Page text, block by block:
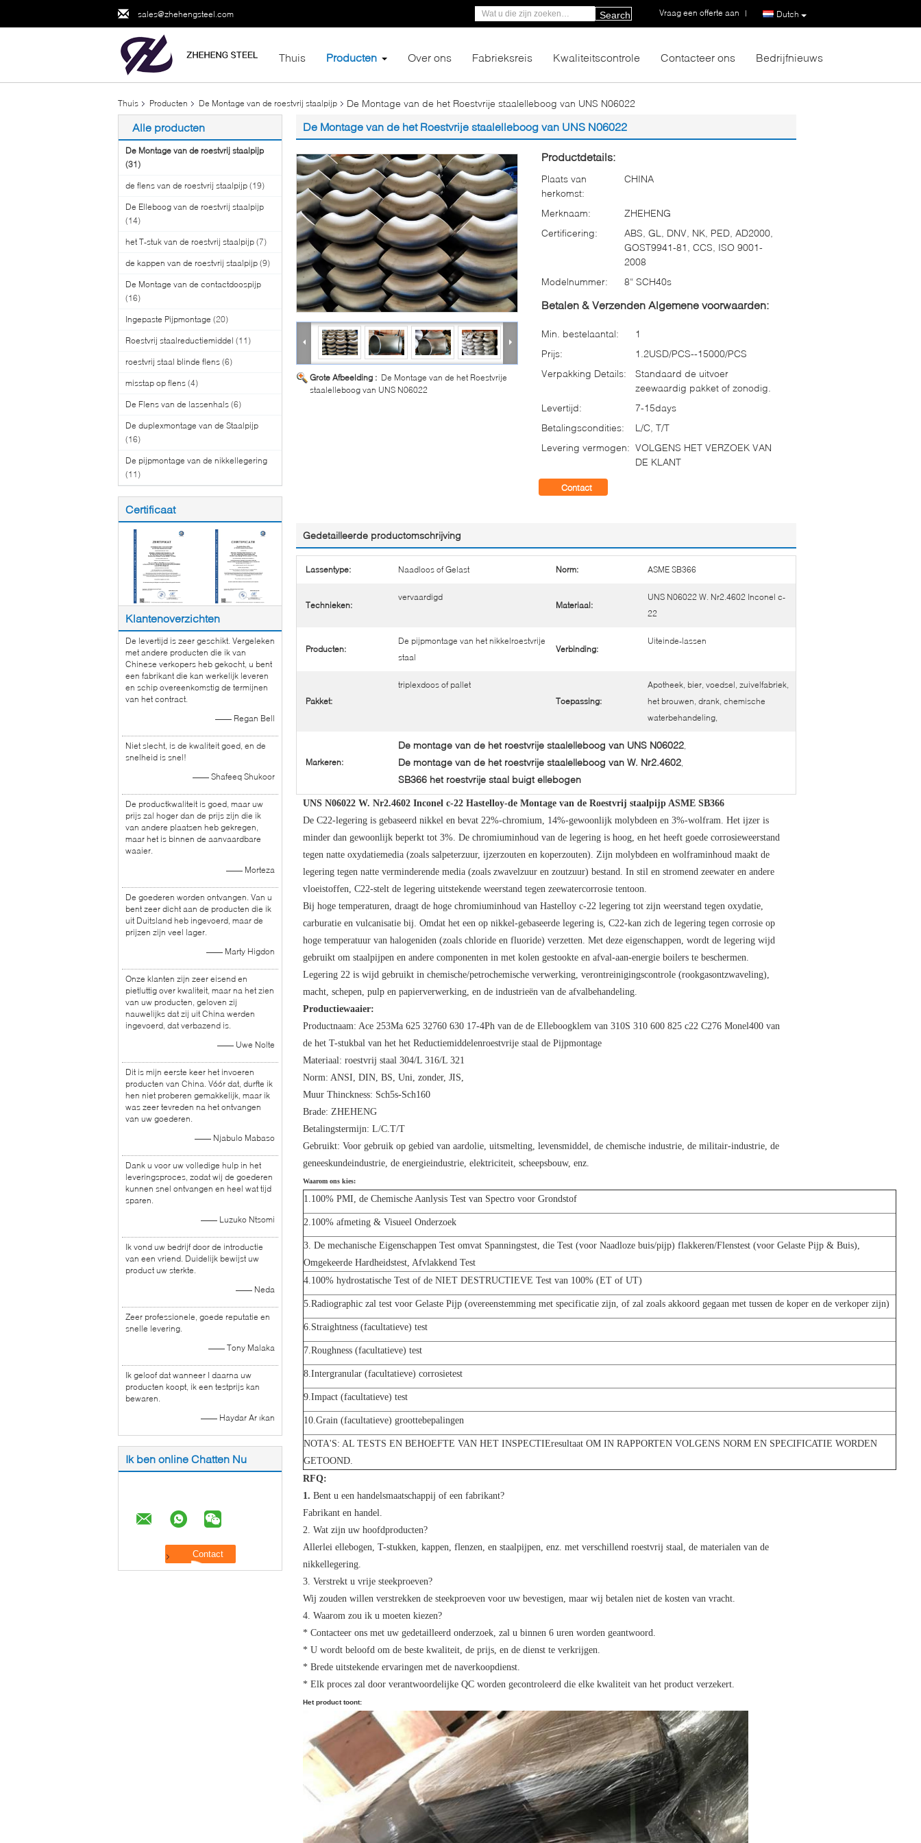
sales@zhehengsteel.com Dutch
Vraag een offerte aan |
Search
Thuis Producten Over ons Fabrieksreis Kwaliteitscontrole Contacteer ons Bedrijfnieuws
Thuis Producten De Montage van de roestvrij staalpijp De Montage van de het Roestvrije staalelleboog van UNS N06022
Alle producten
De Montage van de roestvrij staalpijp
(31)
de flens van de roestvrij staalpijp (19)
De Elleboog van de roestvrij staalpijp
(14)
het T-stuk van de roestvrij staalpijp (7)
de kappen van de roestvrij staalpijp (9)
De Montage van de contactdoospijp
(16)
Ingepaste Pijpmontage (20)
Roestvrij staalreductiemiddel (11)
roestvrij staal blinde flens (6)
misstap op flens (4)
De Flens van de lassenhals (6)
De duplexmontage van de Staalpijp
(16)
De pijpmontage van de nikkellegering
(11)
Certificaat
Klantenoverzichten
De levertijd is zeer geschikt. Vergeleken
met andere producten die ik van
Chinese verkopers heb gekocht, u bent
een fabrikant die kan werkelijk leveren
en schip overeenkomstig de termijnen
van het contract.
—— Regan Bell
Niet slecht, is de kwaliteit goed, en de
snelheid is snel!
—— Shafeeq Shukoor
De productkwaliteit is goed, maar uw
prijs zal hoger dan de prijs zijn die ik
van andere plaatsen heb gekregen,
maar het is binnen de aanvaardbare
waaier.
—— Morteza
De goederen worden ontvangen. Van u
bent zeer dicht aan de producten die ik
uit Duitsland heb ingevoerd, maar de
prijzen zijn veel lager.
—— Marty Higdon
Onze klanten zijn zeer eisend en
pietluttig over kwaliteit, maar na het zien
van uw producten, geloven zij
nauwelijks dat zij uit China werden
ingevoerd, dat verbazend is.
—— Uwe Nolte
Dit is mijn eerste keer het invoeren
producten van China. Vóór dat, durfte ik
hen niet proberen gemakkelijk, maar ik
was zeer tevreden na het ontvangen
van uw goederen.
—— Njabulo Mabaso
Dank u voor uw volledige hulp in het
leveringsproces, zodat wij de goederen
kunnen snel ontvangen en heel wat tijd
sparen.
—— Luzuko Ntsomi
Ik vond uw bedrijf door de introductie
van een vriend. Duidelijk bewijst uw
product uw sterkte.
—— Neda
Zeer professionele, goede reputatie en
snelle levering.
—— Tony Malaka
Ik geloof dat wanneer I daarna uw
producten koopt, ik een testprijs kan
bewaren.
—— Haydar Ar ıkan
Ik ben online Chatten Nu
De Montage van de het Roestvrije staalelleboog van UNS N06022
Grote Afbeelding : De Montage van de het Roestvrije
staalelleboog van UNS N06022
Productdetails:
Plaats van
herkomst:
CHINA
Merknaam:
ZHEHENG
Certificering:
ABS, GL, DNV, NK, PED, AD2000,
GOST9941-81, CCS, ISO 9001-
2008
Modelnummer:
8“ SCH40s
Betalen & Verzenden Algemene voorwaarden:
Min. bestelaantal:
1
Prijs:
1.2USD/PCS--15000/PCS
Verpakking Details:
Standaard de uitvoer
zeewaardig pakket of zonodig.
Levertijd:
7-15days
Betalingscondities:
L/C, T/T
Levering vermogen: VOLGENS HET VERZOEK VAN
DE KLANT
Contact
Gedetailleerde productomschrijving
Lassentype: Naadloos of Gelast Norm: ASME SB366
Technieken:
vervaardigd
Materiaal:
UNS N06022 W. Nr2.4602 Inconel c-
22
Producten:
De pijpmontage van het nikkelroestvrije
staal
Verbinding:
Uiteinde-lassen
Pakket:
triplexdoos of pallet
Toepassing:
Apotheek, bier, voedsel, zuivelfabriek,
het brouwen, drank, chemische
waterbehandeling,
Markeren:
De montage van de het roestvrije staalelleboog van UNS N06022,
De montage van de het roestvrije staalelleboog van W. Nr2.4602,
SB366 het roestvrije staal buigt ellebogen
UNS N06022 W. Nr2.4602 Inconel c-22 Hastelloy-de Montage van de Roestvrij staalpijp ASME SB366
De C22-legering is gebaseerd nikkel en bevat 22%-chromium, 14%-gewoonlijk molybdeen en 3%-wolfram. Het ijzer is
minder dan gewoonlijk beperkt tot 3%. De chromiuminhoud van de legering is hoog, en het heeft goede corrosieweerstand
tegen natte oxydatiemedia (zoals salpeterzuur, ijzerzouten en koperzouten). Zijn molybdeen en wolframinhoud maakt de
legering tegen natte verminderende media (zoals zwavelzuur en zoutzuur) bestand. In stil en stromend zeewater en andere
vloeistoffen, C22-stelt de legering uitstekende weerstand tegen zeewatercorrosie tentoon.
Bij hoge temperaturen, draagt de hoge chromiuminhoud van Hastelloy c-22 legering tot zijn weerstand tegen oxydatie,
carburatie en vulcanisatie bij. Omdat het een op nikkel-gebaseerde legering is, C22-kan zich de legering tegen corrosie op
hoge temperatuur van halogeniden (zoals chloride en fluoride) verzetten. Met deze eigenschappen, wordt de legering wijd
gebruikt om staalpijpen en andere componenten in met kolen gestookte en afval-aan-energie boilers te beschermen.
Legering 22 is wijd gebruikt in chemische/petrochemische verwerking, verontreinigingscontrole (rookgasontzwaveling),
macht, schepen, pulp en papierverwerking, en de industrieën van de afvalbehandeling.
Productiewaaier:
Productnaam: Ace 253Ma 625 32760 630 17-4Ph van de de Elleboogklem van 310S 310 600 825 c22 C276 Monel400 van
de het T-stukbal van het het Reductiemiddelenroestvrije staal de Pijpmontage
Materiaal: roestvrij staal 304/L 316/L 321
Norm: ANSI, DIN, BS, Uni, zonder, JIS,
Muur Thinckness: Sch5s-Sch160
Brade: ZHEHENG
Betalingstermijn: L/C.T/T
Gebruikt: Voor gebruik op gebied van aardolie, uitsmelting, levensmiddel, de chemische industrie, de militair-industrie, de
geneeskundeindustrie, de energieindustrie, elektriciteit, scheepsbouw, enz.
Waarom ons kies:
1.100% PMI, de Chemische Aanlysis Test van Spectro voor Grondstof
2.100% afmeting & Visueel Onderzoek
3. De mechanische Eigenschappen Test omvat Spanningstest, die Test (voor Naadloze buis/pijp) flakkeren/Flenstest (voor Gelaste Pijp & Buis),
Omgekeerde Hardheidstest, Afvlakkend Test
4.100% hydrostatische Test of de NIET DESTRUCTIEVE Test van 100% (ET of UT)
5.Radiographic zal test voor Gelaste Pijp (overeenstemming met specificatie zijn, of zal zoals akkoord gegaan met tussen de koper en de verkoper zijn)
6.Straightness (facultatieve) test
7.Roughness (facultatieve) test
8.Intergranular (facultatieve) corrosietest
9.Impact (facultatieve) test
10.Grain (facultatieve) groottebepalingen
NOTA'S: AL TESTS EN BEHOEFTE VAN HET INSPECTIEresultaat OM IN RAPPORTEN VOLGENS NORM EN SPECIFICATIE WORDEN
GETOOND.
RFQ:
1. Bent u een handelsmaatschappij of een fabrikant?
Fabrikant en handel.
2. Wat zijn uw hoofdproducten?
Allerlei ellebogen, T-stukken, kappen, flenzen, en staalpijpen, enz. met verschillend roestvrij staal, de materialen van de
nikkellegering.
3. Verstrekt u vrije steekproeven?
Wij zouden willen verstrekken de steekproeven voor uw bevestigen, maar wij betalen niet de kosten van vracht.
4. Waarom zou ik u moeten kiezen?
* Contacteer ons met uw gedetailleerd onderzoek, zal u binnen 6 uren worden geantwoord.
* U wordt beloofd om de beste kwaliteit, de prijs, en de dienst te verkrijgen.
* Brede uitstekende ervaringen met de naverkoopdienst.
* Elk proces zal door verantwoordelijke QC worden gecontroleerd die elke kwaliteit van het product verzekert.
Het product toont: